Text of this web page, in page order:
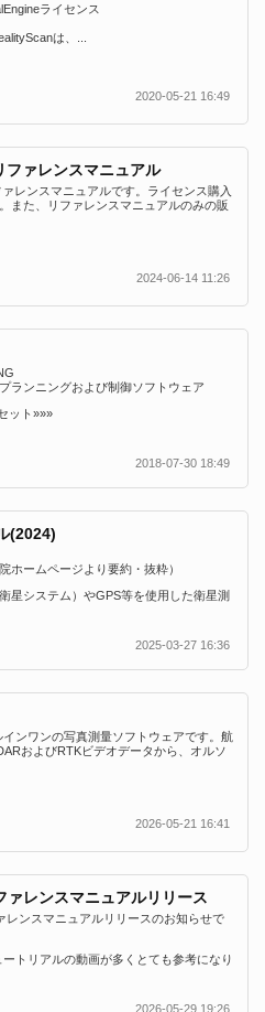
ライセンス
は、...
2020-05-21 16:49
ァレンスマニュアル
レンスマニュアルです。ライセンス購入
また、リファレンスマニュアルのみの販
2024-06-14 11:26
ランニングおよび制御ソフトウェア
ット»»»
2018-07-30 18:49
(2024)
ホームページより要約・抜粋）
星システム）やGPS等を使用した衛星測
2025-03-27 16:36
ンワンの写真測量ソフトウェアです。航
およびRTKビデオデータから、オルソ
2026-05-21 16:41
レンスマニュアルリリース
レンスマニュアルリリースのお知らせで
トリアルの動画が多くとても参考になり
2026-05-29 19:26